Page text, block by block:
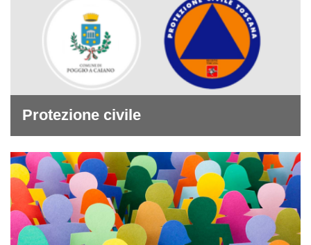
Protezione civile